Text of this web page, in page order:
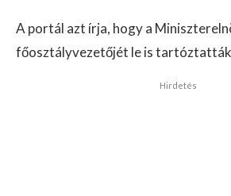
A portál azt írja, hogy a
főosztályvezetőjét le is
Hirdetés